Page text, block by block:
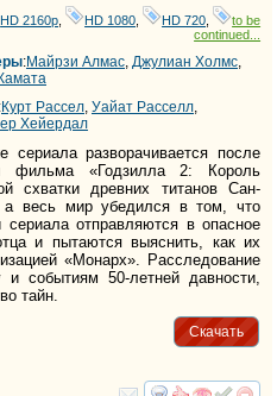
HD 2160р HD 1080 HD 720
to be
continued...
:Майрзи Алмас Джулиан Холмс
:Курт Рассел Уайат Расселл
Хейердал
сериала разворачивается после
фильма «Годзилла 2: Король
схватки древних титанов Сан-
а весь мир убедился в том, что
отправляются в опасное
и пытаются выяснить, как их
«Монарх». Расследование
событиям 50-летней давности,
тайн.
Скачать